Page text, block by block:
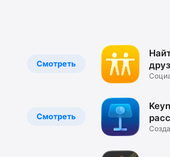
Смотреть
Смотреть